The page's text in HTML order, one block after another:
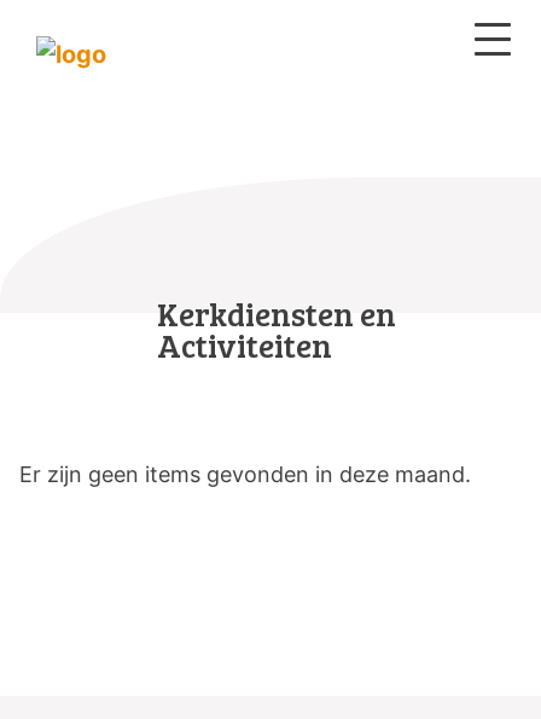
Kerkdiensten en
Activiteiten
Er zijn geen items gevonden in deze maand.